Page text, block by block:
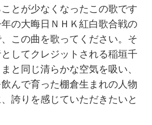
とが少なくなったこの歌です
の大晦日ＮＨＫ紅白歌合戦の
この曲を歌ってください。そ
してクレジットされる稲垣千
と同じ清らかな空気を吸い、
んで育った棚倉生まれの人物
誇りを感じていただきたいと